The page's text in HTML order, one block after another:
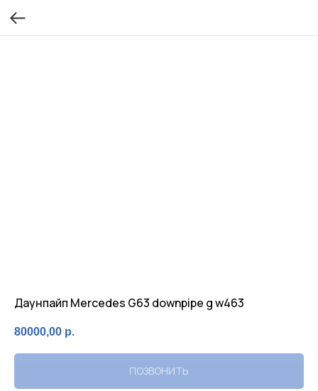
Даунпайп Mercedes G63 downpipe g w463
80000,00 р.
ПОЗВОНИТЬ